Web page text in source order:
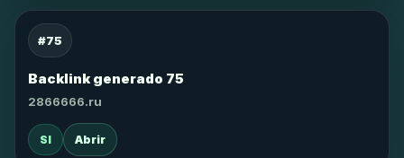
#75
Backlink generado 75
2866666.ru
SI Abrir